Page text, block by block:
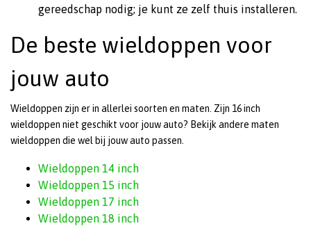
gereedschap nodig; je kunt ze zelf thuis installeren.
De beste wieldoppen voor
jouw auto
Wieldoppen zijn er in allerlei soorten en maten. Zijn 16 inch
wieldoppen niet geschikt voor jouw auto? Bekijk andere maten
wieldoppen die wel bij jouw auto passen.
Wieldoppen 14 inch
Wieldoppen 15 inch
Wieldoppen 17 inch
Wieldoppen 18 inch